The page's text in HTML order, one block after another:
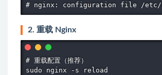
# nginx: configuration file /etc/
2. 重载 Nginx
# 重载配置（推荐）
sudo nginx -s reload